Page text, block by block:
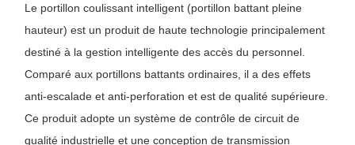
Le portillon coulissant intelligent (portillon battant pleine
hauteur) est un produit de haute technologie principalement
destiné à la gestion intelligente des accès du personnel.
Comparé aux portillons battants ordinaires, il a des effets
anti-escalade et anti-perforation et est de qualité supérieure.
Ce produit adopte un système de contrôle de circuit de
qualité industrielle et une conception de transmission